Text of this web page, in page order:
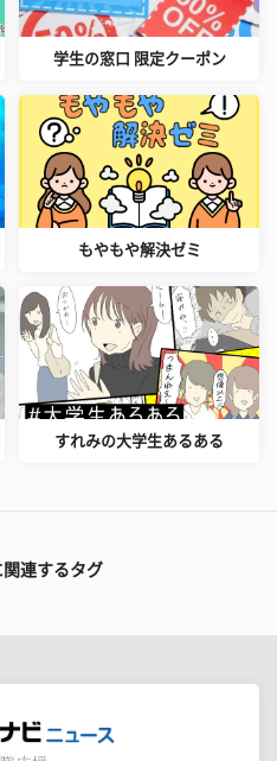
学生の窓口 限定クーポン
もやもや解決ゼミ
すれみの大学生あるある
関連するタグ